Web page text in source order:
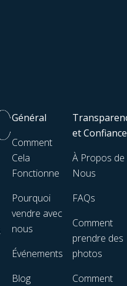
Général
Comment
Cela
Fonctionne
Pourquoi
vendre avec
nous
Événements
Blog
et Confiance
À Propos de
Nous
FAQs
Comment
prendre des
photos
Comment